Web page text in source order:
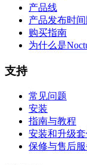
产品线
产品发布时间
购买指南
为什么是
支持
常见问题
安装
指南与教程
安装和升级
保修与售后服